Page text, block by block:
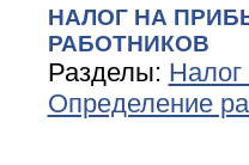
НАЛОГ НА
РАБОТНИКОВ
Разделы:
Определение